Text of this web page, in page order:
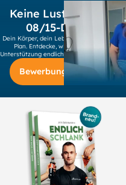
Keine Lust mehr auf
08/15-Diäten?
Dein Körper, dein Leben, dein individueller
Plan. Entdecke, wie du mit unserer
Unterstützung endlich nachhaltig abnimmst!
Bewerbung starten